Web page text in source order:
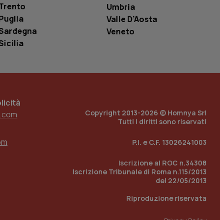
Umbria
Valle D’Aosta
Veneto
Copyright 2013-2026 © Homnya Srl
Tutti i diritti sono riservati
P.I. e C.F. 13026241003
Iscrizione al ROC n.34308
Iscrizione Tribunale di Roma n.115/2013
del 22/05/2013
Riproduzione riservata
in cui viene
il sito, ma un
di accesso per
Analytics
traccia
del sito web sta
traccia